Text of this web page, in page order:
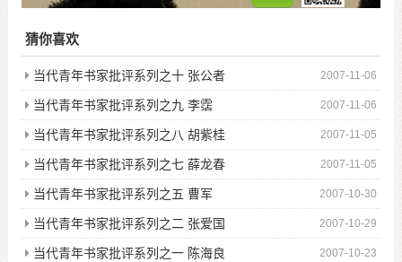
猜你喜欢
2007-11-06
当代青年书家批评系列之十 张公者
2007-11-06
当代青年书家批评系列之九 李霑
2007-11-05
当代青年书家批评系列之八 胡紫桂
2007-11-05
当代青年书家批评系列之七 薛龙春
2007-10-30
当代青年书家批评系列之五 曹军
2007-10-29
当代青年书家批评系列之二 张爱国
2007-10-23
当代青年书家批评系列之一 陈海良